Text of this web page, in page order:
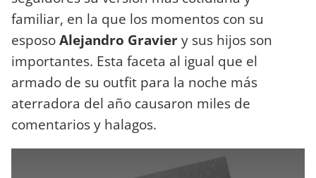
familiar, en la que los momentos con su
esposoAlejandro Graviery sus hijos son
importantes. Esta faceta al igual que el
armado de su outfit para la noche más
aterradora del año causaron miles de
comentarios y halagos.